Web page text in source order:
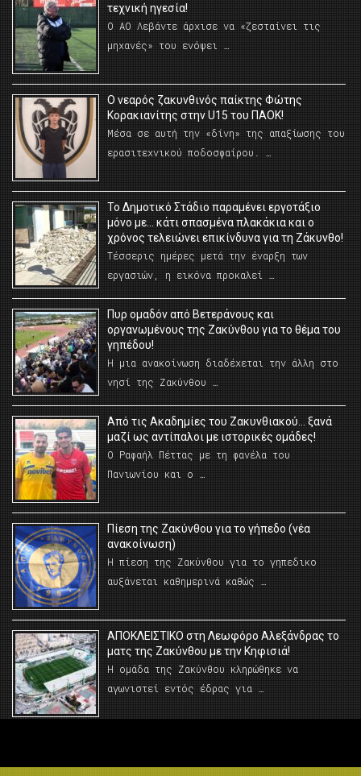
τεχνική ηγεσία!
Ο ΑΟ Λεβάντε άρχισε να «ζεσταίνει τις
μηχανές» του ενόψει …
O νεαρός ζακυνθινός παίκτης Φώτης
Κορακιανίτης στην U15 του ΠΑΟΚ!
Μέσα σε αυτή την «δίνη» της απαξίωσης του
ερασιτεχνικού ποδοσφαίρου. …
Το Δημοτικό Στάδιο παραμένει εργοτάξιο
μόνο με… κάτι σπασμένα πλακάκια και ο
χρόνος τελειώνει επικίνδυνα για τη Ζάκυνθο!
Τέσσερις ημέρες μετά την έναρξη των
εργασιών, η εικόνα προκαλεί …
Πυρ ομαδόν από Βετεράνους και
οργανωμένους της Ζακύνθου για το θέμα του
γηπέδου!
Η μια ανακοίνωση διαδέχεται την άλλη στο
νησί της Ζακύνθου …
Από τις Ακαδημίες του Ζακυνθιακού… ξανά
μαζί ως αντίπαλοι με ιστορικές ομάδες!
Ο Ραφαήλ Πέττας με τη φανέλα του
Πανιωνίου και ο …
Πίεση της Ζακύνθου για το γήπεδο (νέα
ανακοίνωση)
Η πίεση της Ζακύνθου για το γηπεδικο
αυξάνεται καθημερινά καθώς …
AΠΟΚΛΕΙΣΤΙΚΟ στη Λεωφόρο Αλεξάνδρας το
ματς της Ζακύνθου με την Κηφισιά!
Η ομάδα της Ζακύνθου κληρώθηκε να
αγωνιστεί εντός έδρας για …